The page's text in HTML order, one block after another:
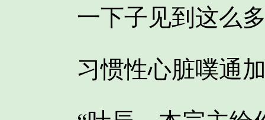
一下子见到这么多
习惯性心脏噗通